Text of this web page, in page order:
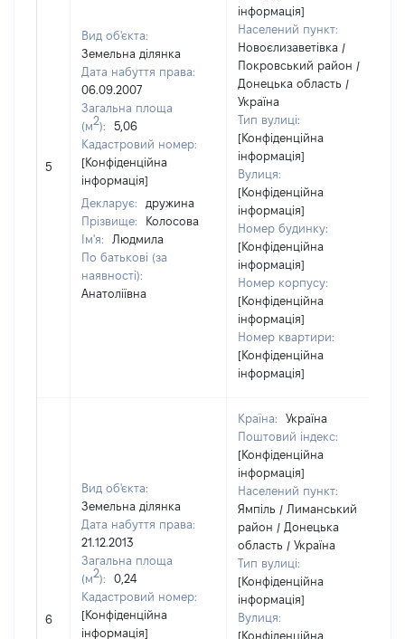
5
Вид об'єкта:
Земельна ділянка
Дата набуття права:
06.09.2007
Загальна площа
(м2):
5,06
Кадастровий номер:
[Конфіденційна
інформація]
Декларує:
дружина
Прізвище:
Колосова
Ім'я:
Людмила
По батькові (за
наявності):
Анатоліївна
інформація]
Населений пункт:
Новоєлизаветівка /
Покровський район /
Донецька область /
Україна
Тип вулиці:
[Конфіденційна
інформація]
Вулиця:
[Конфіденційна
інформація]
Номер будинку:
[Конфіденційна
інформація]
Номер корпусу:
[Конфіденційна
інформація]
Номер квартири:
[Конфіденційна
інформація]
6
Вид об'єкта:
Земельна ділянка
Дата набуття права:
21.12.2013
Загальна площа
(м2):
0,24
Кадастровий номер:
[Конфіденційна
інформація]
Країна:
Україна
Поштовий індекс:
[Конфіденційна
інформація]
Населений пункт:
Ямпіль / Лиманський
район / Донецька
область / Україна
Тип вулиці:
[Конфіденційна
інформація]
Вулиця:
[Конфіденційна